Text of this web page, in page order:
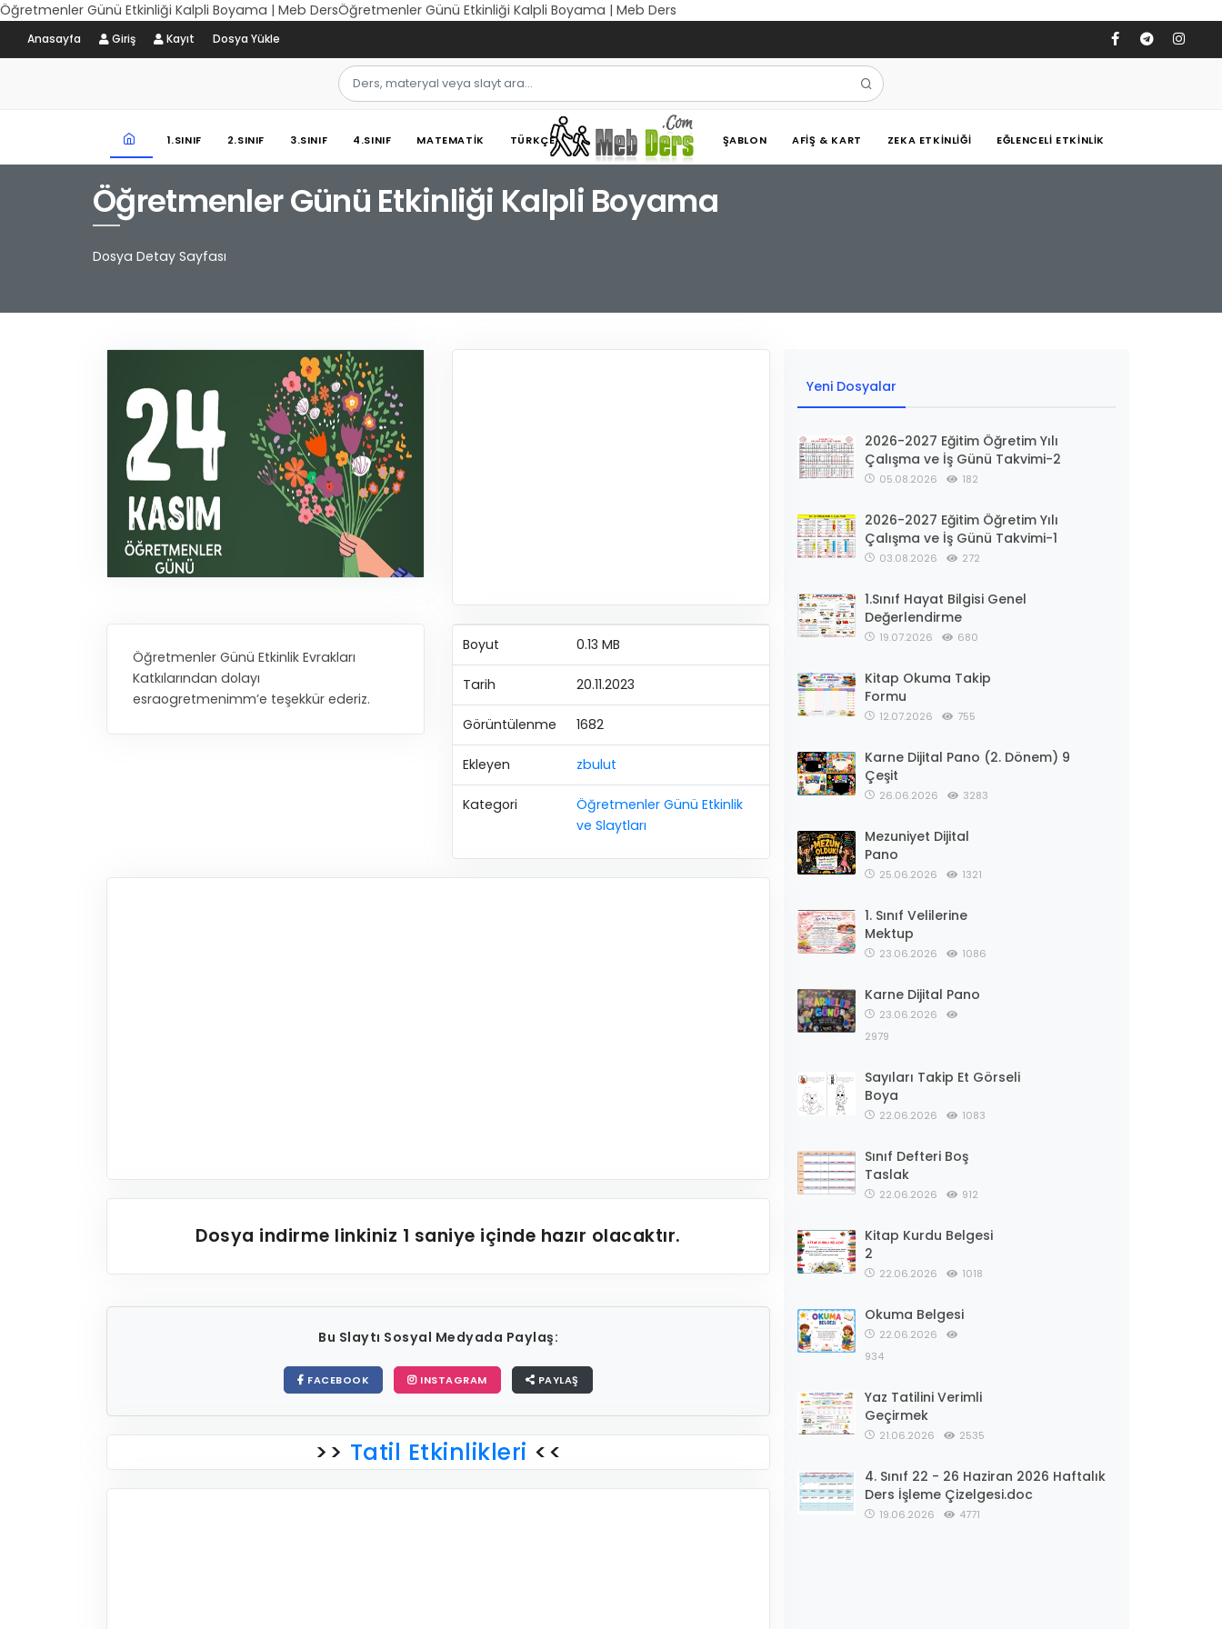
Öğretmenler Günü Etkinliği Kalpli Boyama | Meb DersÖğretmenler Günü Etkinliği Kalpli Boyama | Meb Ders
Anasayfa Giriş Kayıt Dosya Yükle
1.SINIF 2.SINIF 3.SINIF 4.SINIF MATEMATIK TÜRKÇE ŞABLON AFIŞ & KART ZEKA ETKINLIĞI EĞLENCELI ETKINLIK
Öğretmenler Günü Etkinliği Kalpli Boyama
Dosya Detay Sayfası
Öğretmenler Günü Etkinlik Evrakları
Katkılarından dolayı
esraogretmenimm’e teşekkür ederiz.
Boyut 0.13 MB
Tarih 20.11.2023
Görüntülenme 1682
Ekleyen zbulut
Kategori
Öğretmenler Günü Etkinlik
ve Slaytları
Dosya indirme linkiniz 1 saniye içinde hazır olacaktır.
Bu Slaytı Sosyal Medyada Paylaş:
FACEBOOK INSTAGRAM PAYLAŞ
>> Tatil Etkinlikleri <<
Yeni Dosyalar
2026-2027 Eğitim Öğretim Yılı
Çalışma ve İş Günü Takvimi-2
05.08.2026 182
2026-2027 Eğitim Öğretim Yılı
Çalışma ve İş Günü Takvimi-1
03.08.2026 272
1.Sınıf Hayat Bilgisi Genel
Değerlendirme
19.07.2026 680
Kitap Okuma Takip
Formu
12.07.2026 755
Karne Dijital Pano (2. Dönem) 9
Çeşit
26.06.2026 3283
Mezuniyet Dijital
Pano
25.06.2026 1321
1. Sınıf Velilerine
Mektup
23.06.2026 1086
Karne Dijital Pano
23.06.2026
2979
Sayıları Takip Et Görseli
Boya
22.06.2026 1083
Sınıf Defteri Boş
Taslak
22.06.2026 912
Kitap Kurdu Belgesi
2
22.06.2026 1018
Okuma Belgesi
22.06.2026
934
Yaz Tatilini Verimli
Geçirmek
21.06.2026 2535
4. Sınıf 22 - 26 Haziran 2026 Haftalık
Ders İşleme Çizelgesi.doc
19.06.2026 4771